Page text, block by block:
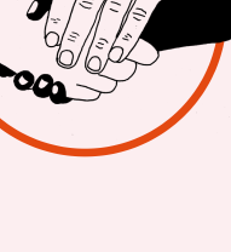
Senatssitzung
Lompscher
zum
unter Mitarbeit
2017 erst zum